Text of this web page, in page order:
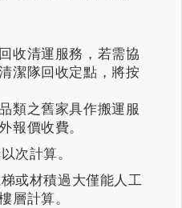
收清運服務，若需協
潔隊回收定點，將按
類之舊家具作搬運服
報價收費。
次計算。
或材積過大僅能人工
層計算。